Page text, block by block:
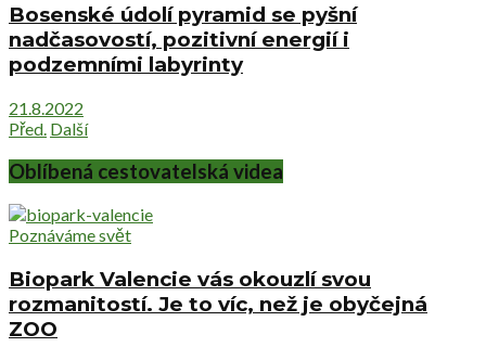
Bosenské údolí pyramid se pyšní
nadčasovostí, pozitivní energií i
podzemními labyrinty
21.8.2022
Před. Další
Oblíbená cestovatelská videa
Poznáváme svět
Biopark Valencie vás okouzlí svou
rozmanitostí. Je to víc, než je obyčejná
ZOO